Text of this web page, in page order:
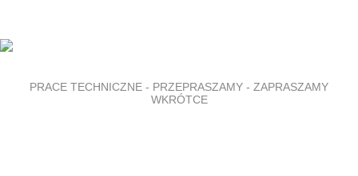
PRACE TECHNICZNE - PRZEPRASZAMY - ZAPRASZAMY
WKRÓTCE